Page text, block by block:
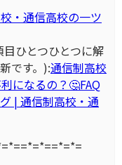
・通信高校の一ツ
ひとつひとつに解
です。):通信制高校
になるの？🤔FAQ
| 通信制高校・通